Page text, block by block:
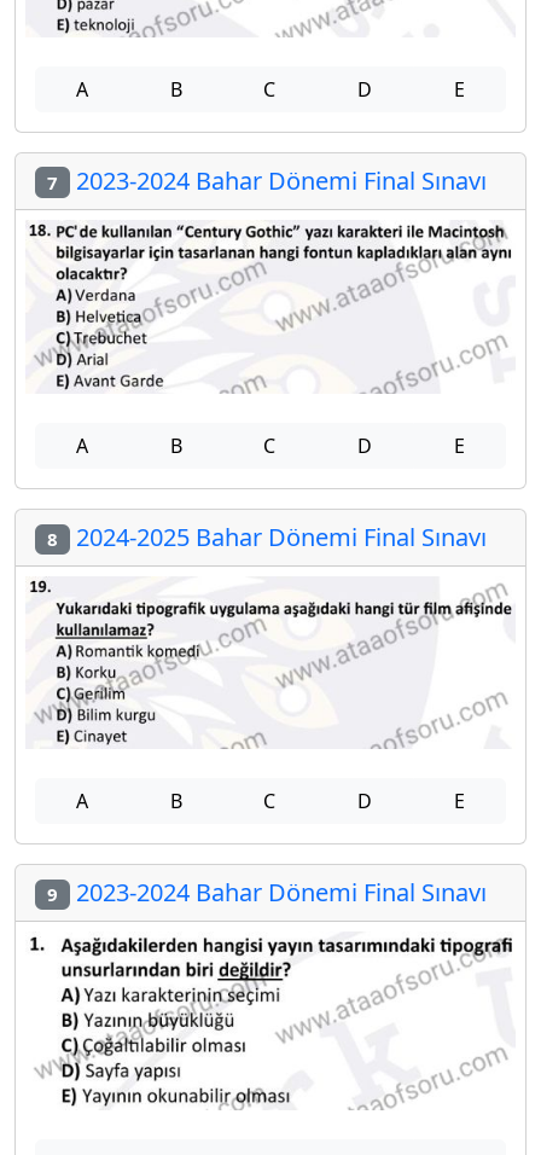
A B C D E
7 2023-2024 Bahar Dönemi Final Sınavı
A B C D E
8 2024-2025 Bahar Dönemi Final Sınavı
A B C D E
9 2023-2024 Bahar Dönemi Final Sınavı